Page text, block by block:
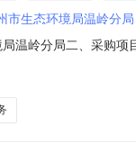
市生态环境局温岭分局
温岭分局二、采购
术中心有限公司浙